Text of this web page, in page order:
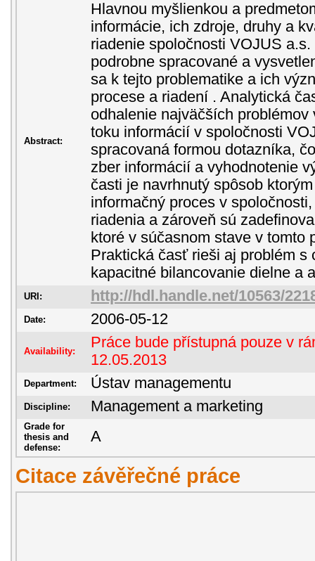
Abstract:
Hlavnou myšlienkou a
informácie, ich zdroje, druhy a
riadenie spoločnosti VOJUS
podrobne spracované a
sa k tejto problematike a ich
procese a riadení . Analytická
odhalenie najväčších
toku informácií v spoločnosti
spracovaná formou dotazníka,
zber informácií a vyhodnotenie
časti je navrhnutý spôsob
informačný proces v
riadenia a zároveň sú
ktoré v súčasnom stave v tomto
Praktická časť rieši aj problém s
kapacitné bilancovanie dielne a
URI: http://hdl.handle.net/10563/
Date: 2006-05-12
Availability:
Práce bude přístupná pouze v
12.05.2013
Department: Ústav managementu
Discipline: Management a marketing
Grade for
thesis and
defense:
A
Citace závěřečné práce